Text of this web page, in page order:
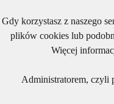
Gdy korzystasz z naszego
plików cookies lub
Więcej
Administratorem, czyli